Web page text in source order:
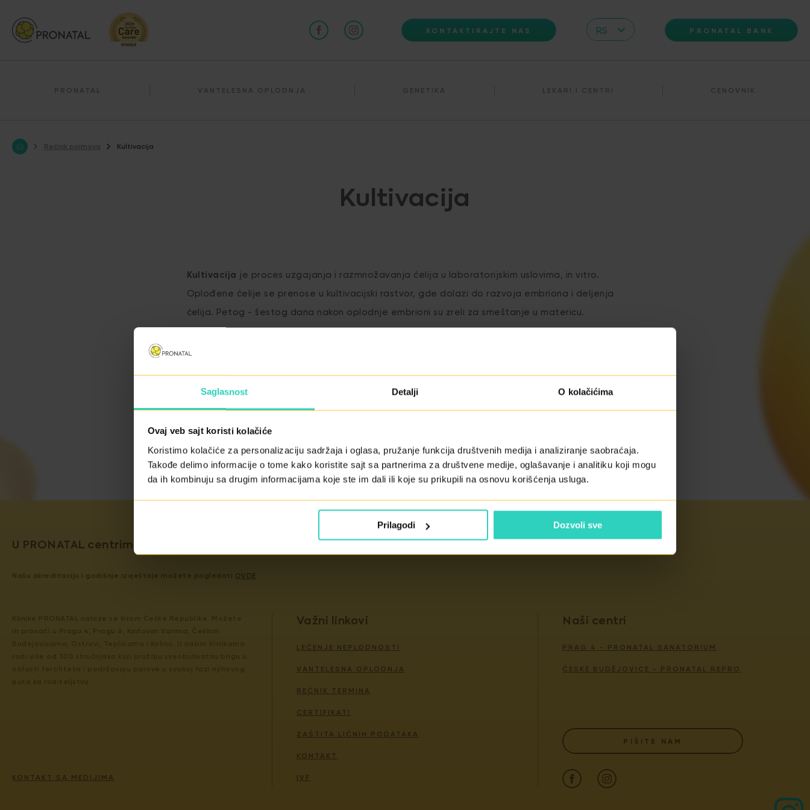
Saglasnost Detalji O kolačićima
Ovaj veb sajt koristi kolačiće
Koristimo kolačiće za personalizaciju sadržaja i oglasa, pružanje funkcija društvenih medija i analiziranje saobraćaja.
Takođe delimo informacije o tome kako koristite sajt sa partnerima za društvene medije, oglašavanje i analitiku koji mogu
da ih kombinuju sa drugim informacijama koje ste im dali ili koje su prikupili na osnovu korišćenja usluga.
Prilagodi Dozvoli sve
KONTAKTIRAJTE NAS
RS
DE
PRONATAL BANK
PRONATAL VANTELESNA OPLODNJA GENETIKA LEKARI I CENTRI CENOVNIK
Rečnik pojmova Kultivacija
Kultivacija
Kultivacija je proces uzgajanja i razmnožavanja ćelija u laboratorijskim uslovima, in vitro.
Oplođene ćelije se prenose u kultivacijski rastvor, gde dolazi do razvoja embriona i deljenja
ćelija. Petog - šestog dana nakon oplodnje embrioni su zreli za smeštanje u matericu.
NAZAD NA REČNIK POJMOVA
U PRONATAL centrima garantujemo kvalitet naših usluga.
Našu akreditaciju i godišnje izvještaje možete pogledati OVDE
KONTAKT SA MEDIJIMA
Važni linkovi
LEČENJE NEPLODNOSTI
VANTELESNA OPLODNJA
REČNIK TERMINA
CERTIFIKATI
ZAŠTITA LIČNIH PODATAKA
KONTAKT
IVF
Naši centri
PRAG 4 - PRONATAL SANATORIUM
ČESKÉ BUDĚJOVICE - PRONATAL REPRO
PIŠITE NAM